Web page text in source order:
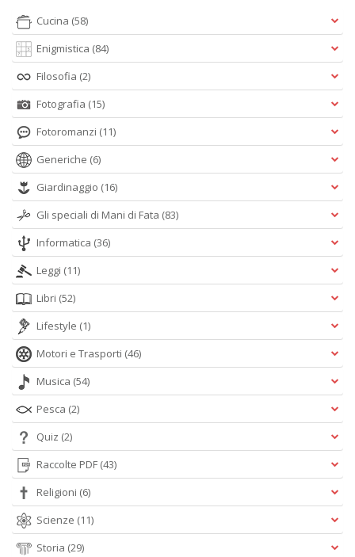
Cucina (58)
Enigmistica (84)
Filosofia (2)
Fotografia (15)
Fotoromanzi (11)
Generiche (6)
Giardinaggio (16)
Gli speciali di Mani di Fata (83)
Informatica (36)
Leggi (11)
Libri (52)
Lifestyle (1)
Motori e Trasporti (46)
Musica (54)
Pesca (2)
Quiz (2)
Raccolte PDF (43)
Religioni (6)
Scienze (11)
Storia (29)